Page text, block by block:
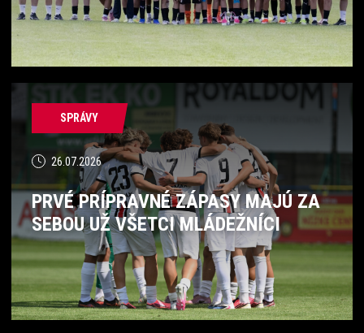
SPRÁVY
26.07.2026
PRVÉ PRÍPRAVNÉ ZÁPASY MAJÚ ZA
SEBOU UŽ VŠETCI MLÁDEŽNÍCI